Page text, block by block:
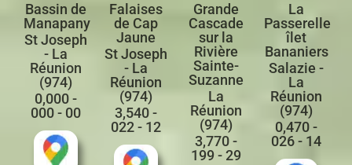
Bassin de
Manapany
St Joseph
- La
Réunion
(974)
0,000 -
000 - 00
Falaises
de Cap
Jaune
St Joseph
- La
Réunion
(974)
3,540 -
022 - 12
Grande
Cascade
sur la
Rivière
Sainte-
Suzanne
La
Réunion
(974)
3,770 -
199 - 29
La
Passerelle
îlet
Bananiers
Salazie -
La
Réunion
(974)
0,470 -
026 - 14